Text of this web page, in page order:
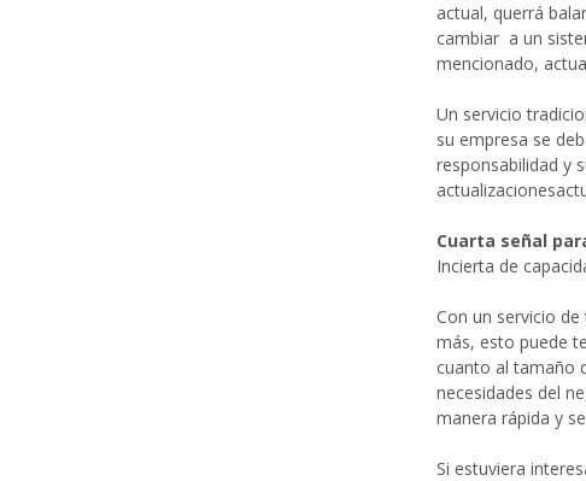
actual, querrá
cambiar a un
mencionado,
Un servicio
su empresa se
responsabilidad y
Cuarta señal
Incierta de
Con un servicio
más, esto puede
cuanto al tamaño
necesidades del
manera rápida y
Si estuviera